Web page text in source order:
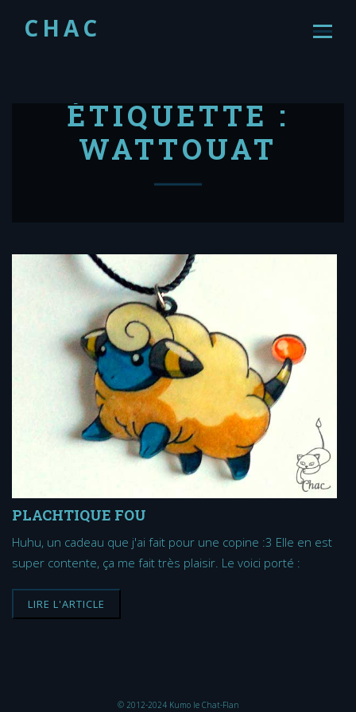
CHAC
ÉTIQUETTE :
WATTOUAT
PLACHTIQUE FOU
Huhu, un cadeau que j'ai fait pour une copine :3 Elle en est
super contente, ça me fait très plaisir. Le voici porté :
LIRE L'ARTICLE
© 2012-2024 Kumo le Chat-Flan